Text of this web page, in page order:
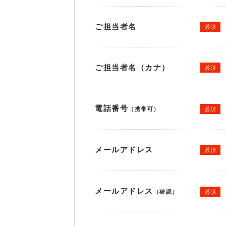
ご担当者名 必須
ご担当者名（カナ） 必須
電話番号 （携帯可） 必須
メールアドレス 必須
メールアドレス （確認） 必須